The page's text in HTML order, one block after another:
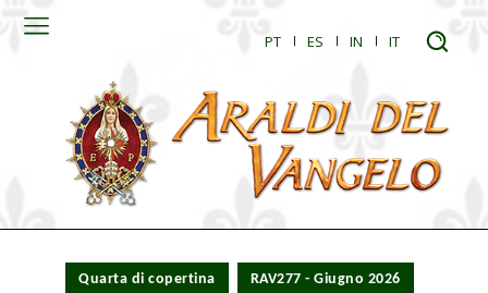
PT ES IN IT
Quarta di copertina RAV277 - Giugno 2026